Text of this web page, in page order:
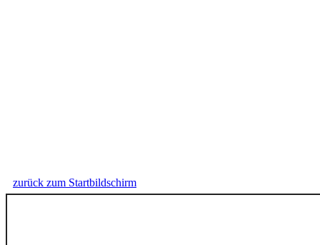
zurück zum Startbildschirm